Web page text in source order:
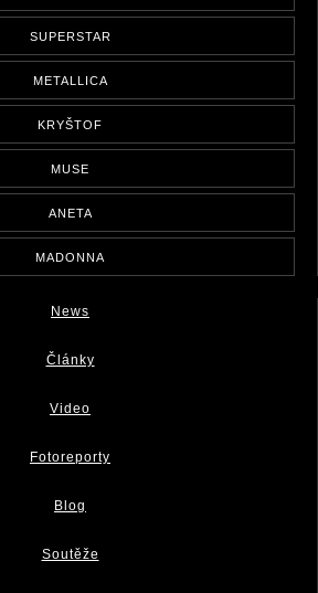
SUPERSTAR
METALLICA
KRYŠTOF
MUSE
ANETA
MADONNA
News
Články
Video
Fotoreporty
Blog
Soutěže